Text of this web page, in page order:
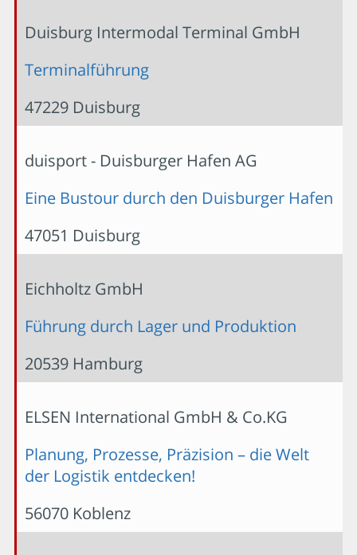
Duisburg Intermodal Terminal GmbH
Terminalführung
47229 Duisburg
duisport - Duisburger Hafen AG
Eine Bustour durch den Duisburger Hafen
47051 Duisburg
Eichholtz GmbH
Führung durch Lager und Produktion
20539 Hamburg
ELSEN International GmbH & Co.KG
Planung, Prozesse, Präzision – die Welt
der Logistik entdecken!
56070 Koblenz